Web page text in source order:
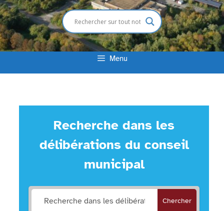
Menu
Recherche dans les
délibérations du conseil
municipal
Chercher